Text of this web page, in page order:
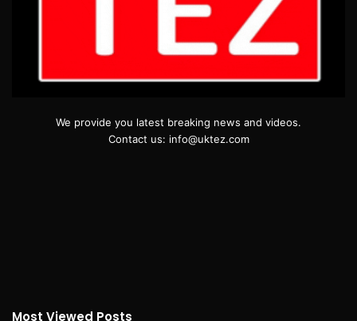
We provide you latest breaking news and videos.
Contact us: info@uktez.com
Most Viewed Posts